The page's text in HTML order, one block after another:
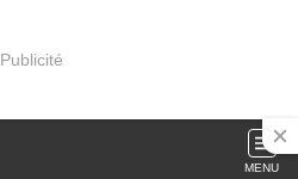
Publicité
MENU